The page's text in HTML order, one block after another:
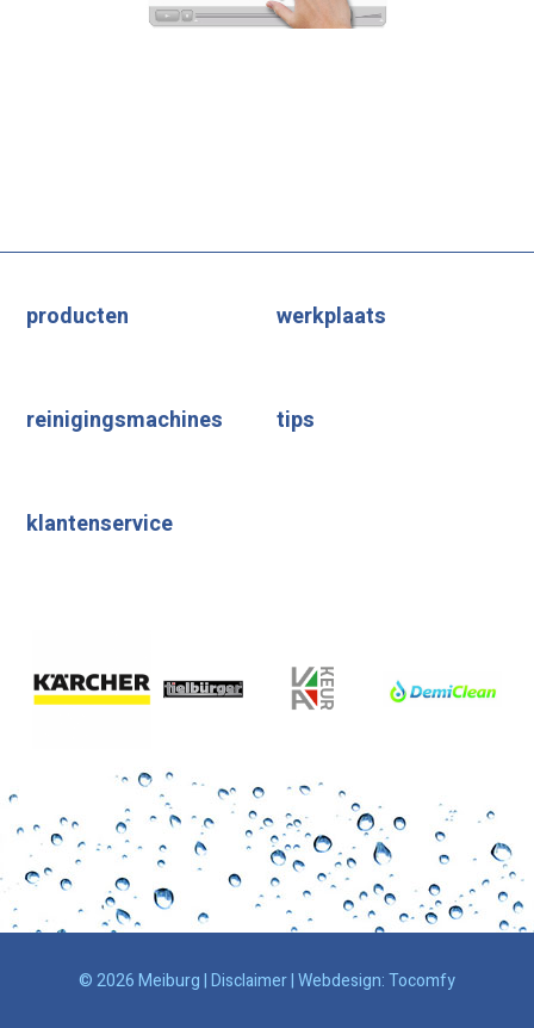
producten werkplaats
reinigingsmachines tips
klantenservice
© 2026 Meiburg |Disclaimer| Webdesign:Tocomfy